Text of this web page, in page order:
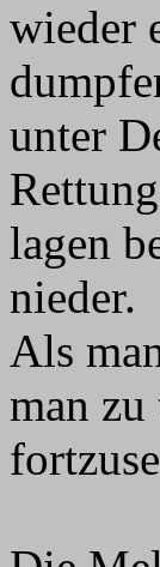
wieder
unter
lagen
nieder.
Als
man zu